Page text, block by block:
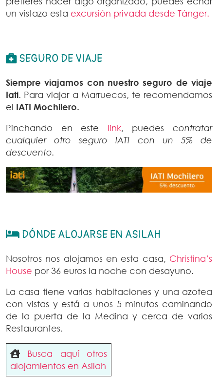
un vistazo esta excursión privada desde Tánger.
SEGURO DE VIAJE
Siempre viajamos con nuestro seguro de viaje
Iati. Para viajar a Marruecos, te recomendamos
el IATI Mochilero.
Pinchando en este link, puedescontratar
cualquier otro seguro IATI con un 5% de
descuento.
DÓNDE ALOJARSE EN ASILAH
Nosotros nos alojamos en esta casa, Christina’s
House por 36 euros la noche con desayuno.
La casa tiene varias habitaciones y una azotea
con vistas y está a unos 5 minutos caminando
de la puerta de la Medina y cerca de varios
Restaurantes.
Busca aquí otros
alojamientos en Asilah